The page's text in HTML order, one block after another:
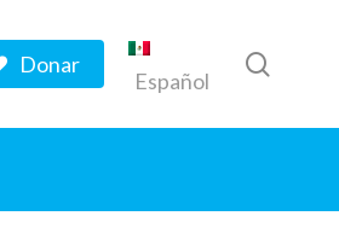
Donar
Español